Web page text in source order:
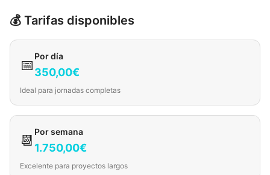
💰 Tarifas disponibles
📅
Por día
350,00€
Ideal para jornadas completas
📆
Por semana
1.750,00€
Excelente para proyectos largos